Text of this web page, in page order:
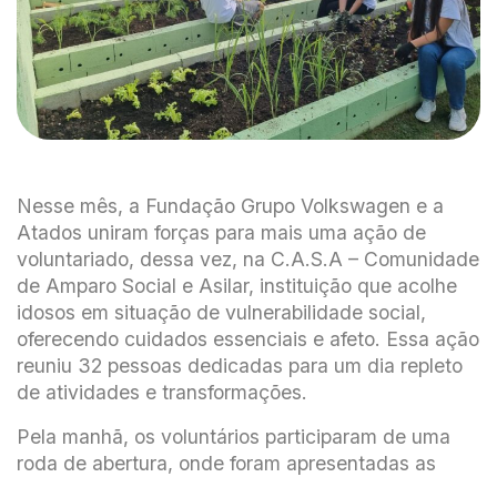
Nesse mês, a Fundação Grupo Volkswagen e a
Atados uniram forças para mais uma ação de
voluntariado, dessa vez, na C.A.S.A – Comunidade
de Amparo Social e Asilar, instituição que acolhe
idosos em situação de vulnerabilidade social,
oferecendo cuidados essenciais e afeto. Essa ação
reuniu 32 pessoas dedicadas para um dia repleto
de atividades e transformações.
Pela manhã, os voluntários participaram de uma
roda de abertura, onde foram apresentadas as